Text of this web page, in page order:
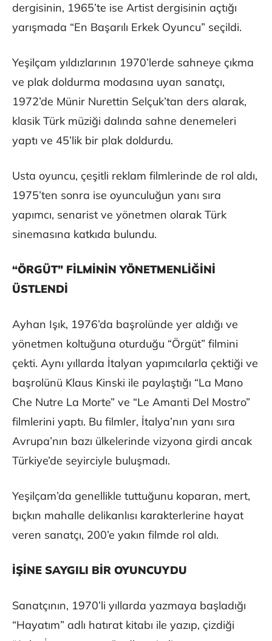
dergisinin, 1965’te ise Artist dergisinin açtığı
yarışmada “En Başarılı Erkek Oyuncu” seçildi.
Yeşilçam yıldızlarının 1970’lerde sahneye çıkma
ve plak doldurma modasına uyan sanatçı,
1972’de Münir Nurettin Selçuk’tan ders alarak,
klasik Türk müziği dalında sahne denemeleri
yaptı ve 45’lik bir plak doldurdu.
Usta oyuncu, çeşitli reklam filmlerinde de rol aldı,
1975’ten sonra ise oyunculuğun yanı sıra
yapımcı, senarist ve yönetmen olarak Türk
sinemasına katkıda bulundu.
“ÖRGÜT” FİLMİNİN YÖNETMENLİĞİNİ
ÜSTLENDİ
Ayhan Işık, 1976’da başrolünde yer aldığı ve
yönetmen koltuğuna oturduğu “Örgüt” filmini
çekti. Aynı yıllarda İtalyan yapımcılarla çektiği ve
başrolünü Klaus Kinski ile paylaştığı “La Mano
Che Nutre La Morte” ve “Le Amanti Del Mostro”
filmlerini yaptı. Bu filmler, İtalya’nın yanı sıra
Avrupa’nın bazı ülkelerinde vizyona girdi ancak
Türkiye’de seyirciyle buluşmadı.
Yeşilçam’da genellikle tuttuğunu koparan, mert,
bıçkın mahalle delikanlısı karakterlerine hayat
veren sanatçı, 200’e yakın filmde rol aldı.
İŞİNE SAYGILI BİR OYUNCUYDU
Sanatçının, 1970’li yıllarda yazmaya başladığı
“Hayatım” adlı hatırat kitabı ile yazıp, çizdiği